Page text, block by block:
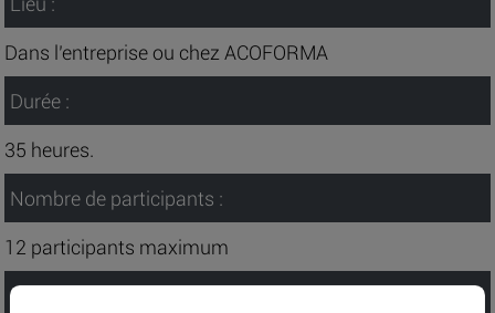
Dans l’entreprise ou chez ACOFORMA
Durée :
35 heures.
Nombre de participants :
12 participants maximum
Méthode pédagogique :